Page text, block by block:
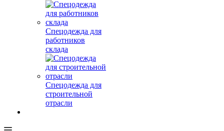
Спецодежда для
работников
склада
Спецодежда для
строительной
отрасли